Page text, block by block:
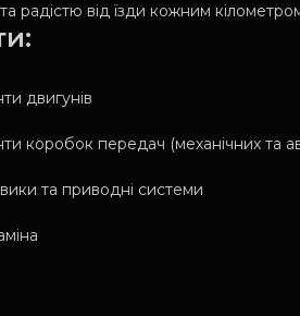
радістю від їзди кожним
двигунів
коробок передач (механічних та
та приводні системи